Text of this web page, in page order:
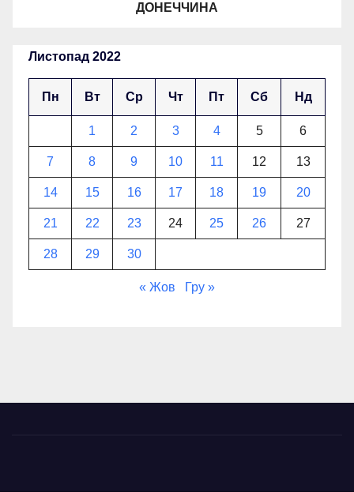
ДОНЕЧЧИНА
Листопад 2022
Пн Вт Ср Чт Пт Сб Нд
1 2 3 4 5 6
7 8 9 10 11 12 13
14 15 16 17 18 19 20
21 22 23 24 25 26 27
28 29 30
« Жов Гру »